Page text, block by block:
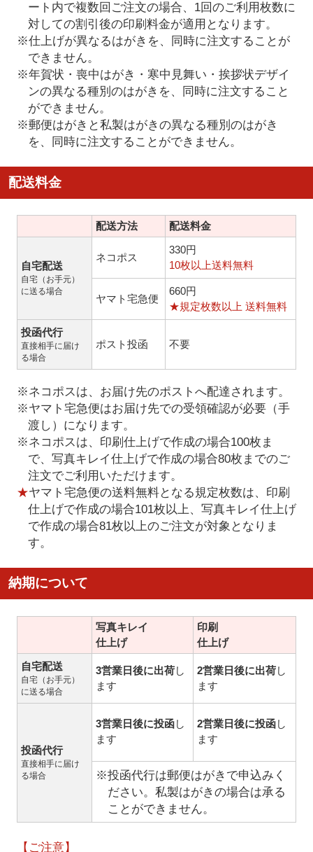
ート内で複数回ご注文の場合、1回のご利用枚数に
対しての割引後の印刷料金が適用となります。
※仕上げが異なるはがきを、同時に注文することが
できません。
※年賀状・喪中はがき・寒中見舞い・挨拶状デザイ
ンの異なる種別のはがきを、同時に注文すること
ができません。
※郵便はがきと私製はがきの異なる種別のはがき
を、同時に注文することができません。
配送料金
配送方法 配送料金
自宅配送
自宅（お手元）
に送る場合
ネコポス
330円
10枚以上送料無料
ヤマト宅急便
660円
★規定枚数以上 送料無料
投函代行
直接相手に届け
る場合
ポスト投函 不要
※ネコポスは、お届け先のポストへ配達されます。
※ヤマト宅急便はお届け先での受領確認が必要（手
渡し）になります。
※ネコポスは、印刷仕上げで作成の場合100枚ま
で、写真キレイ仕上げで作成の場合80枚までのご
注文でご利用いただけます。
★ヤマト宅急便の送料無料となる規定枚数は、印刷
仕上げで作成の場合101枚以上、写真キレイ仕上げ
で作成の場合81枚以上のご注文が対象となりま
す。
納期について
写真キレイ
仕上げ
印刷
仕上げ
自宅配送
自宅（お手元）
に送る場合
3営業日後に出荷し
ます
2営業日後に出荷し
ます
投函代行
直接相手に届け
る場合
3営業日後に投函し
ます
2営業日後に投函し
ます
※投函代行は郵便はがきで申込みく
ださい。私製はがきの場合は承る
ことができません。
【ご注意】